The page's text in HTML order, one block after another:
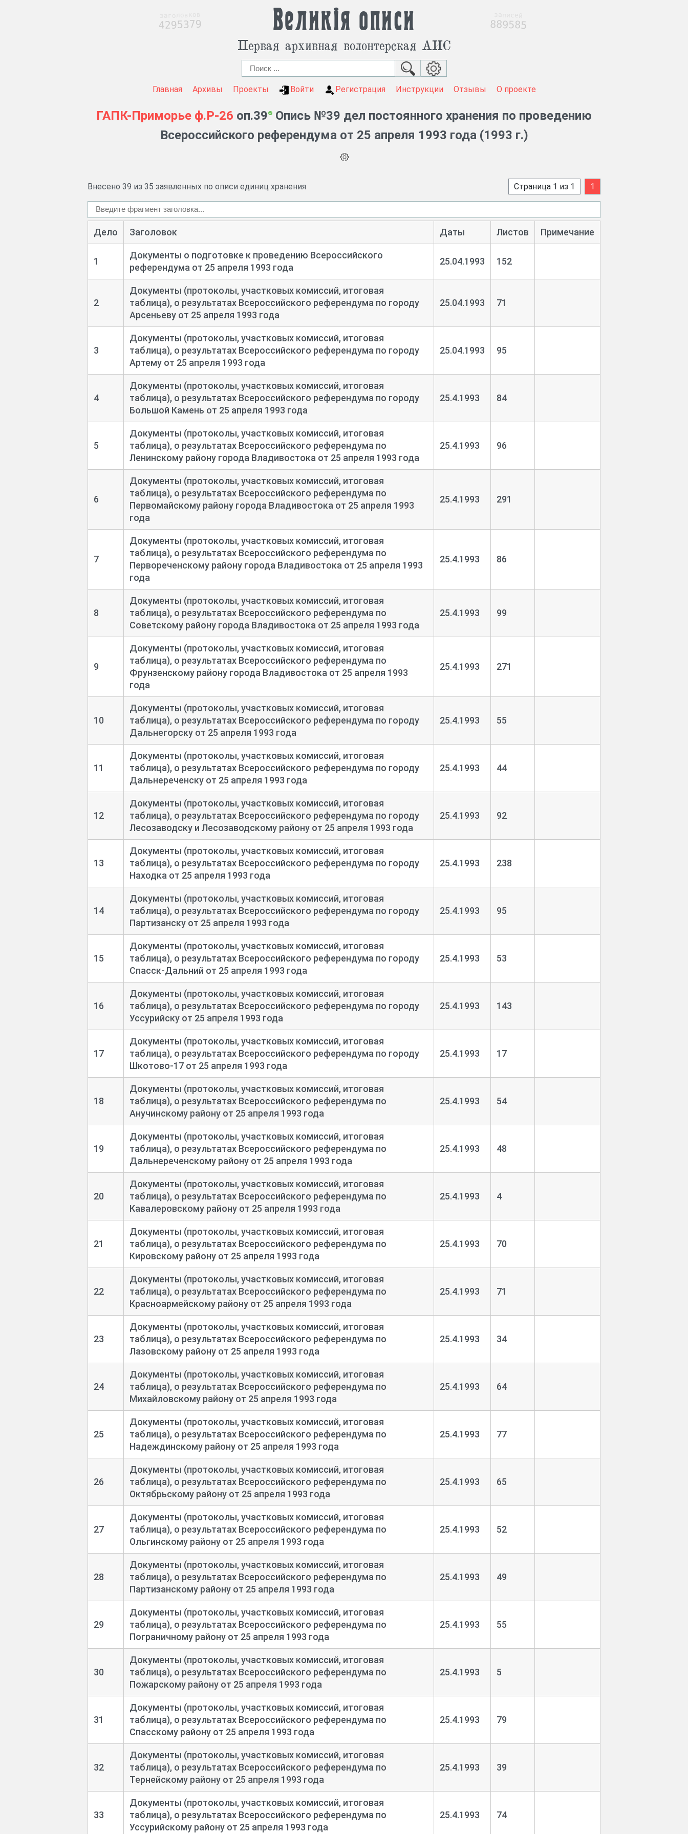
Великія описи
Первая архивная волонтерская АИС
Главная Архивы Проекты Войти Регистрация Инструкции Отзывы О проекте
ГАПК-Приморье ф.Р-26 оп.39
Опись №39 дел постоянного хранения по проведению
Всероссийского референдума от 25 апреля 1993 года (1993 г.)
Внесено 39 из 35 заявленных по описи единиц хранения Страница 1 из 1 1
Дело Заголовок Даты Листов Примечание
1
Документы о подготовке к проведению Всероссийского
референдума от 25 апреля 1993 года
25.04.1993 152
2
Документы (протоколы, участковых комиссий, итоговая
таблица), о результатах Всероссийского референдума по городу
Арсеньеву от 25 апреля 1993 года
25.04.1993 71
3
Документы (протоколы, участковых комиссий, итоговая
таблица), о результатах Всероссийского референдума по городу
Артему от 25 апреля 1993 года
25.04.1993 95
4
Документы (протоколы, участковых комиссий, итоговая
таблица), о результатах Всероссийского референдума по городу
Большой Камень от 25 апреля 1993 года
25.4.1993 84
5
Документы (протоколы, участковых комиссий, итоговая
таблица), о результатах Всероссийского референдума по
Ленинскому району города Владивостока от 25 апреля 1993 года
25.4.1993 96
6
Документы (протоколы, участковых комиссий, итоговая
таблица), о результатах Всероссийского референдума по
Первомайскому району города Владивостока от 25 апреля 1993
года
25.4.1993 291
7
Документы (протоколы, участковых комиссий, итоговая
таблица), о результатах Всероссийского референдума по
Первореченскому району города Владивостока от 25 апреля 1993
года
25.4.1993 86
8
Документы (протоколы, участковых комиссий, итоговая
таблица), о результатах Всероссийского референдума по
Советскому району города Владивостока от 25 апреля 1993 года
25.4.1993 99
9
Документы (протоколы, участковых комиссий, итоговая
таблица), о результатах Всероссийского референдума по
Фрунзенскому району города Владивостока от 25 апреля 1993
года
25.4.1993 271
10
Документы (протоколы, участковых комиссий, итоговая
таблица), о результатах Всероссийского референдума по городу
Дальнегорску от 25 апреля 1993 года
25.4.1993 55
11
Документы (протоколы, участковых комиссий, итоговая
таблица), о результатах Всероссийского референдума по городу
Дальнереченску от 25 апреля 1993 года
25.4.1993 44
12
Документы (протоколы, участковых комиссий, итоговая
таблица), о результатах Всероссийского референдума по городу
Лесозаводску и Лесозаводскому району от 25 апреля 1993 года
25.4.1993 92
13
Документы (протоколы, участковых комиссий, итоговая
таблица), о результатах Всероссийского референдума по городу
Находка от 25 апреля 1993 года
25.4.1993 238
14
Документы (протоколы, участковых комиссий, итоговая
таблица), о результатах Всероссийского референдума по городу
Партизанску от 25 апреля 1993 года
25.4.1993 95
15
Документы (протоколы, участковых комиссий, итоговая
таблица), о результатах Всероссийского референдума по городу
Спасск-Дальний от 25 апреля 1993 года
25.4.1993 53
16
Документы (протоколы, участковых комиссий, итоговая
таблица), о результатах Всероссийского референдума по городу
Уссурийску от 25 апреля 1993 года
25.4.1993 143
17
Документы (протоколы, участковых комиссий, итоговая
таблица), о результатах Всероссийского референдума по городу
Шкотово-17 от 25 апреля 1993 года
25.4.1993 17
18
Документы (протоколы, участковых комиссий, итоговая
таблица), о результатах Всероссийского референдума по
Анучинскому району от 25 апреля 1993 года
25.4.1993 54
19
Документы (протоколы, участковых комиссий, итоговая
таблица), о результатах Всероссийского референдума по
Дальнереченскому району от 25 апреля 1993 года
25.4.1993 48
20
Документы (протоколы, участковых комиссий, итоговая
таблица), о результатах Всероссийского референдума по
Кавалеровскому району от 25 апреля 1993 года
25.4.1993 4
21
Документы (протоколы, участковых комиссий, итоговая
таблица), о результатах Всероссийского референдума по
Кировскому району от 25 апреля 1993 года
25.4.1993 70
22
Документы (протоколы, участковых комиссий, итоговая
таблица), о результатах Всероссийского референдума по
Красноармейскому району от 25 апреля 1993 года
25.4.1993 71
23
Документы (протоколы, участковых комиссий, итоговая
таблица), о результатах Всероссийского референдума по
Лазовскому району от 25 апреля 1993 года
25.4.1993 34
24
Документы (протоколы, участковых комиссий, итоговая
таблица), о результатах Всероссийского референдума по
Михайловскому району от 25 апреля 1993 года
25.4.1993 64
25
Документы (протоколы, участковых комиссий, итоговая
таблица), о результатах Всероссийского референдума по
Надеждинскому району от 25 апреля 1993 года
25.4.1993 77
26
Документы (протоколы, участковых комиссий, итоговая
таблица), о результатах Всероссийского референдума по
Октябрьскому району от 25 апреля 1993 года
25.4.1993 65
27
Документы (протоколы, участковых комиссий, итоговая
таблица), о результатах Всероссийского референдума по
Ольгинскому району от 25 апреля 1993 года
25.4.1993 52
28
Документы (протоколы, участковых комиссий, итоговая
таблица), о результатах Всероссийского референдума по
Партизанскому району от 25 апреля 1993 года
25.4.1993 49
29
Документы (протоколы, участковых комиссий, итоговая
таблица), о результатах Всероссийского референдума по
Пограничному району от 25 апреля 1993 года
25.4.1993 55
30
Документы (протоколы, участковых комиссий, итоговая
таблица), о результатах Всероссийского референдума по
Пожарскому району от 25 апреля 1993 года
25.4.1993 5
31
Документы (протоколы, участковых комиссий, итоговая
таблица), о результатах Всероссийского референдума по
Спасскому району от 25 апреля 1993 года
25.4.1993 79
32
Документы (протоколы, участковых комиссий, итоговая
таблица), о результатах Всероссийского референдума по
Тернейскому району от 25 апреля 1993 года
25.4.1993 39
33
Документы (протоколы, участковых комиссий, итоговая
таблица), о результатах Всероссийского референдума по
Уссурийскому району от 25 апреля 1993 года
25.4.1993 74
4295379 889585